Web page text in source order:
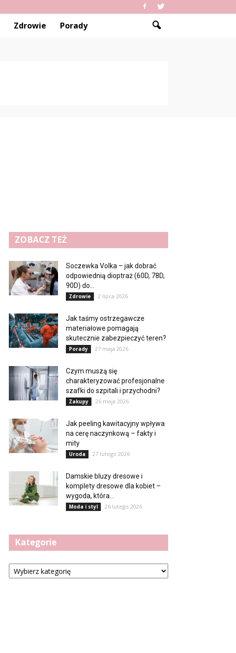
Zdrowie Porady
ZOBACZ TEŻ
Soczewka Volka – jak dobrać
odpowiednią dioptraż (60D, 78D,
90D) do...
Zdrowie 2 lipca 2026
Jak taśmy ostrzegawcze
materiałowe pomagają
skutecznie zabezpieczyć teren?
Porady 27 maja 2026
Czym muszą się
charakteryzować profesjonalne
szafki do szpitali i przychodni?
Zakupy 26 maja 2026
Jak peeling kawitacyjny wpływa
na cerę naczynkową – fakty i
mity
Uroda 27 lutego 2026
Damskie bluzy dresowe i
komplety dresowe dla kobiet –
wygoda, która...
Moda i styl 26 lutego 2026
Kategorie
Kategorie